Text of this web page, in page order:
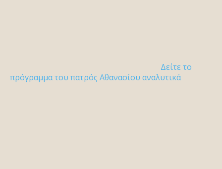
Δείτε το
πρόγραμμα του πατρός Αθανασίου αναλυτικά